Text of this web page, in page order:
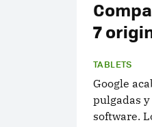
7
TABLETS
Google
pulgadas
software.